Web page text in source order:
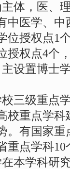
体，医、
中医学、
位授权点1
授权点4个
设置博士
三级重点
校重点学
。有国家
重点学科
本学科研